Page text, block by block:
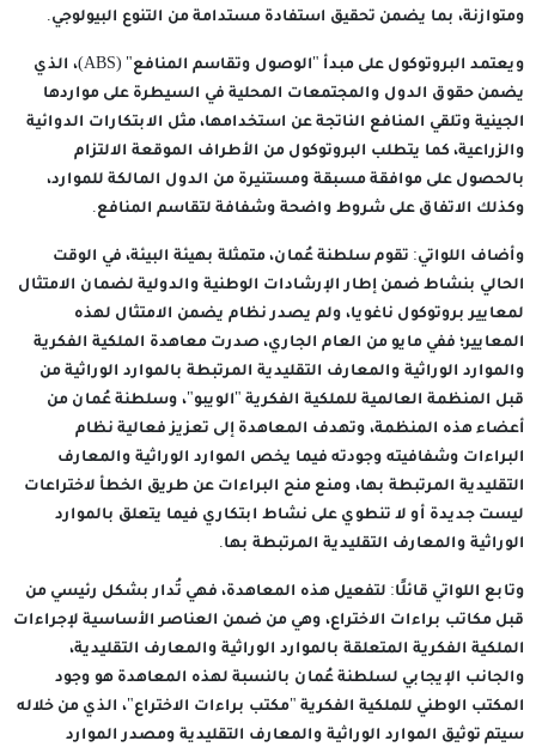
ومتوازنة، بما يضمن تحقيق استفادة مستدامة من التنوع البيولوجي.
ويعتمد البروتوكول على مبدأ "الوصول وتقاسم المنافع" (ABS)، الذي
يضمن حقوق الدول والمجتمعات المحلية في السيطرة على مواردها
الجينية وتلقي المنافع الناتجة عن استخدامها، مثل الابتكارات الدوائية
والزراعية، كما يتطلب البروتوكول من الأطراف الموقعة الالتزام
بالحصول على موافقة مسبقة ومستنيرة من الدول المالكة للموارد،
وكذلك الاتفاق على شروط واضحة وشفافة لتقاسم المنافع.
وأضاف اللواتي: تقوم سلطنة عُمان، متمثلة بهيئة البيئة، في الوقت
الحالي بنشاط ضمن إطار الإرشادات الوطنية والدولية لضمان الامتثال
لمعايير بروتوكول ناغويا، ولم يصدر نظام يضمن الامتثال لهذه
المعايير؛ ففي مايو من العام الجاري، صدرت معاهدة الملكية الفكرية
والموارد الوراثية والمعارف التقليدية المرتبطة بالموارد الوراثية من
قبل المنظمة العالمية للملكية الفكرية "الويبو"، وسلطنة عُمان من
أعضاء هذه المنظمة، وتهدف المعاهدة إلى تعزيز فعالية نظام
البراءات وشفافيته وجودته فيما يخص الموارد الوراثية والمعارف
التقليدية المرتبطة بها، ومنع منح البراءات عن طريق الخطأ لاختراعات
ليست جديدة أو لا تنطوي على نشاط ابتكاري فيما يتعلق بالموارد
الوراثية والمعارف التقليدية المرتبطة بها.
وتابع اللواتي قائلًا: لتفعيل هذه المعاهدة، فهي تُدار بشكل رئيسي من
قبل مكاتب براءات الاختراع، وهي من ضمن العناصر الأساسية لإجراءات
الملكية الفكرية المتعلقة بالموارد الوراثية والمعارف التقليدية،
والجانب الإيجابي لسلطنة عُمان بالنسبة لهذه المعاهدة هو وجود
المكتب الوطني للملكية الفكرية "مكتب براءات الاختراع"، الذي من خلاله
سيتم توثيق الموارد الوراثية والمعارف التقليدية ومصدر الموارد